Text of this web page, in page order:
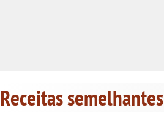
Receitas semelhantes